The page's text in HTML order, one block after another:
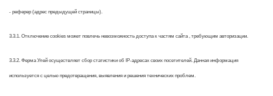
- реферер (адрес предыдущей страницы).
3.3.1. Отключение cookies может повлечь невозможность доступа к частям сайта , требующим авторизации.
3.3.2. Ферма Улей осуществляет сбор статистики об IP-адресах своих посетителей. Данная информация
используется с целью предотвращения, выявления и решения технических проблем.